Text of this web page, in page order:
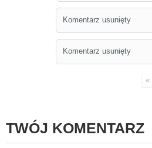
Komentarz usunięty
Komentarz usunięty
«
TWÓJ KOMENTARZ